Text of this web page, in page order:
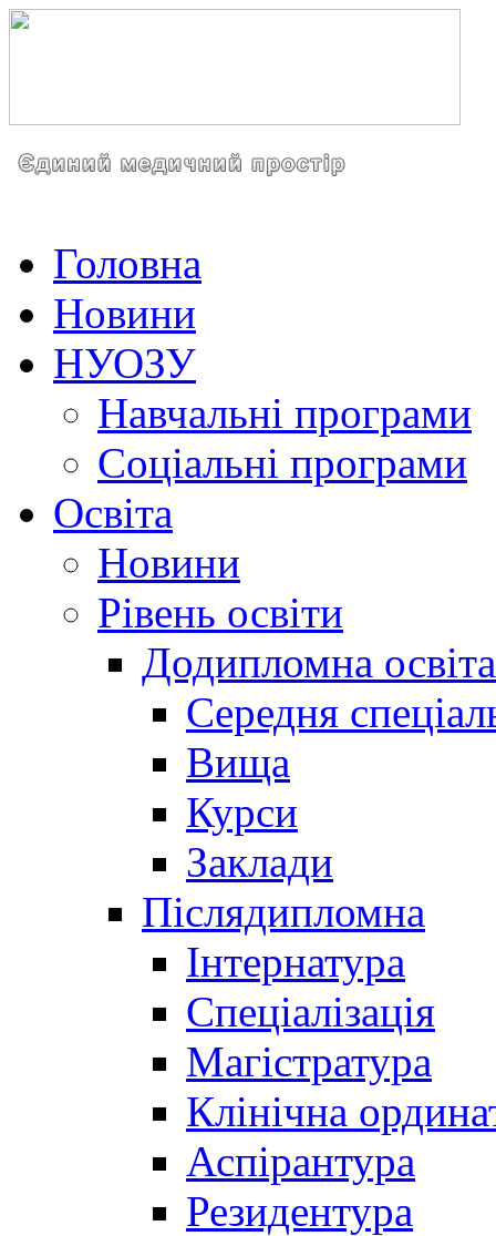
Головна
Новини
НУОЗУ
Навчальні програми
Соціальні програми
Освіта
Новини
Рівень освіти
Додипломна освіта
Середня
Вища
Курси
Заклади
Післядипломна
Інтернатура
Спеціалізація
Магістратура
Клінічна
Аспірантура
Резидентура